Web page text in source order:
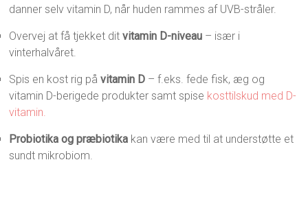
danner selv vitamin D, når huden rammes af UVB-stråler.
Overvej at få tjekket ditvitamin D-niveau – især i
vinterhalvåret.
Spis en kost rig påvitamin D – f.eks. fede fisk, æg og
vitamin D-berigede produkter samt spise kosttilskud med D-
vitamin.
Probiotika og præbiotika kan være med til at understøtte et
sundt mikrobiom.